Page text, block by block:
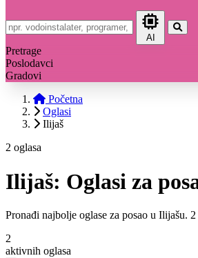
AI
Pretrage
Poslodavci
Gradovi
Početna
Oglasi
Ilijaš
2 oglasa
Ilijaš: Oglasi za
Pronađi najbolje oglase za posao u Ilijašu.
2
aktivnih oglasa